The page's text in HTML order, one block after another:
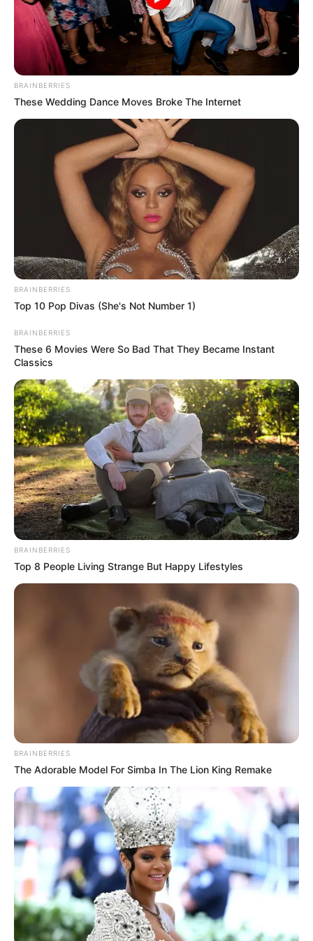
LIHAT ARTIKEL LAINNYA
Bukan Karena Tak Cinta
Preman Pensiun 9
Romansa Kampung
Dangdut
Cinta Di Ujung Sajadah Samuel
ULASAN
Alamat email Anda tidak akan dipublikasikan. Ruas yang wajib ditandai
Rating
Cerita
Akting
BRAINBERRIES
These Wedding Dance Moves Broke The Internet
BRAINBERRIES
Top 10 Pop Divas (She's Not Number 1)
BRAINBERRIES
These 6 Movies Were So Bad That They Became Instant
Classics
BRAINBERRIES
Top 8 People Living Strange But Happy Lifestyles
BRAINBERRIES
The Adorable Model For Simba In The Lion King Remake